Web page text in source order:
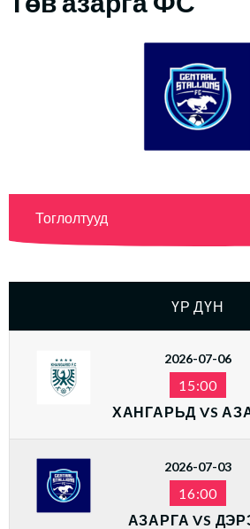
Тоглолтууд
ҮР ДҮН
2026-07-06
15:00
ХАНГАРЬД VS
2026-07-03
16:00
АЗАРГА VS